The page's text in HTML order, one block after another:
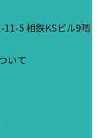
11-5 相鉄KSビル9階
いて